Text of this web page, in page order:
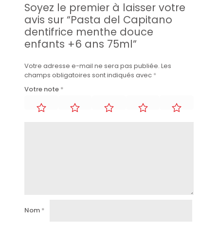
Soyez le premier à laisser votre
avis sur “Pasta del Capitano
dentifrice menthe douce
enfants +6 ans 75ml”
Votre adresse e-mail ne sera pas publiée. Les
champs obligatoires sont indiqués avec *
Votre note *
Nom *